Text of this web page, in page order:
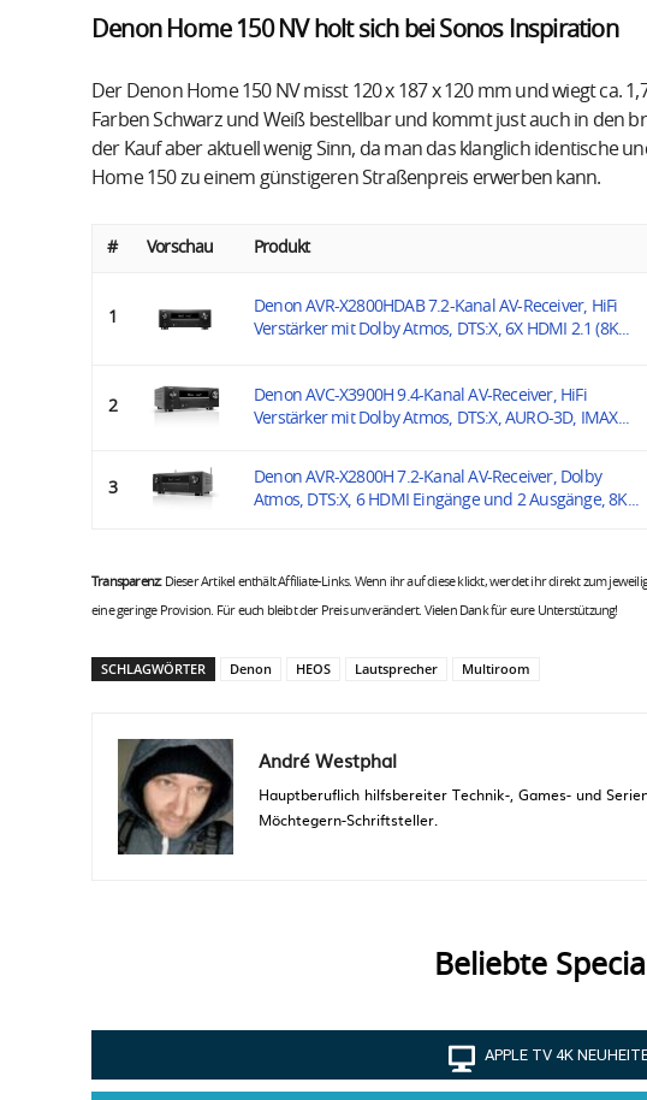
Denon Home 150 NV holt sich bei Sonos Inspiration
Der Denon Home 150 NV misst 120 x 187 x 120 mm und wiegt ca.
Farben Schwarz und Weiß bestellbar und kommt just auch in den
der Kauf aber aktuell wenig Sinn, da man das klanglich identische
Home 150 zu einem günstigeren Straßenpreis erwerben kann.
# Vorschau Produkt
1
Denon AVR-X2800HDAB 7.2-Kanal AV-Receiver, HiFi
Verstärker mit Dolby Atmos, DTS:X, 6X HDMI 2.1 (8K...
2
Denon AVC-X3900H 9.4-Kanal AV-Receiver, HiFi
Verstärker mit Dolby Atmos, DTS:X, AURO-3D, IMAX...
3
Denon AVR-X2800H 7.2-Kanal AV-Receiver, Dolby
Atmos, DTS:X, 6 HDMI Eingänge und 2 Ausgänge, 8K...
Transparenz:Dieser Artikel enthält Affiliate-Links. Wenn ihr auf diese klickt, werdet ihr direkt zum
eine geringe Provision. Für euch bleibt der Preis unverändert. Vielen Dank für eure Unterstützung!
SCHLAGWÖRTER Denon HEOS Lautsprecher Multiroom
André Westphal
Hauptberuflich hilfsbereiter Technik-, Games- und
Möchtegern-Schriftsteller.
Beliebte
APPLE TV 4K